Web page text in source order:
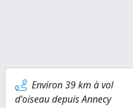
Environ 39 km à vol
d'oiseau depuis Annecy